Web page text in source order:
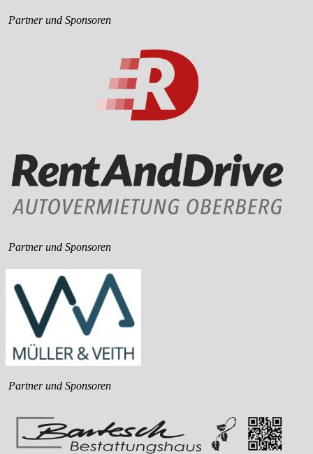
Partner und Sponsoren
Partner und Sponsoren
Partner und Sponsoren